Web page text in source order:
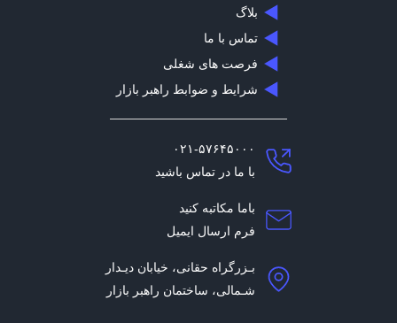
بلاگ
تماس با ما
فرصت های شغلی
شرایط و ضوابط راهبر بازار
۰۲۱-۵۷۶۴۵۰۰۰
با ما در تماس باشید
باما مکاتبه کنید
فرم ارسال ایمیل
بـزرگراه حقانی، خیابان دیـدار
شـمالی، ساختمان راهبر بازار